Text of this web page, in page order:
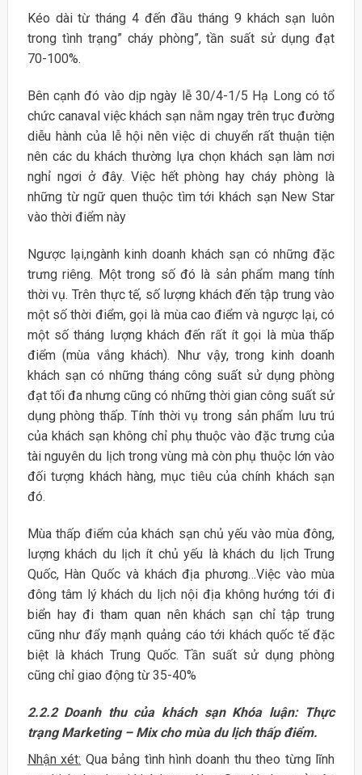
Kéo dài từ tháng 4 đến đầu tháng 9 khách sạn luôn
trong tình trạng” cháy phòng”, tần suất sử dụng đạt
70-100%.
Bên cạnh đó vào dịp ngày lễ 30/4-1/5 Hạ Long có tổ
chức canaval việc khách sạn nằm ngay trên trục đường
diễu hành của lễ hội nên việc di chuyển rất thuận tiện
nên các du khách thường lựa chọn khách sạn làm nơi
nghỉ ngơi ở đây. Việc hết phòng hay cháy phòng là
những từ ngữ quen thuộc tìm tới khách sạn New Star
vào thời điểm này
Ngược lại,ngành kinh doanh khách sạn có những đặc
trưng riêng. Một trong số đó là sản phẩm mang tính
thời vụ. Trên thực tế, số lượng khách đến tập trung vào
một số thời điểm, gọi là mùa cao điểm và ngược lại, có
một số tháng lượng khách đến rất ít gọi là mùa thấp
điểm (mùa vắng khách). Như vậy, trong kinh doanh
khách sạn có những tháng công suất sử dụng phòng
đạt tối đa nhưng cũng có những thời gian công suất sử
dụng phòng thấp. Tính thời vụ trong sản phẩm lưu trú
của khách sạn không chỉ phụ thuộc vào đặc trưng của
tài nguyên du lịch trong vùng mà còn phụ thuộc lớn vào
đối tượng khách hàng, mục tiêu của chính khách sạn
đó.
Mùa thấp điểm của khách sạn chủ yếu vào mùa đông,
lượng khách du lịch ít chủ yếu là khách du lịch Trung
Quốc, Hàn Quốc và khách địa phương…Việc vào mùa
đông tâm lý khách du lịch nội địa không hướng tới đi
biển hay đi tham quan nên khách sạn chỉ tập trung
cũng như đẩy mạnh quảng cáo tới khách quốc tế đặc
biệt là khách Trung Quốc. Tần suất sử dụng phòng
cũng chỉ giao động từ 35-40%
2.2.2 Doanh thu của khách sạn Khóa luận: Thực
trạng Marketing – Mix cho mùa du lịch thấp điểm.
Nhận xét: Qua bảng tình hình doanh thu theo từng lĩnh